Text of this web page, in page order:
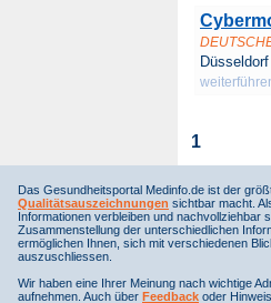
1
Das Gesundheitsportal Medinfo.de ist der
Qualitätsauszeichnungen sichtbar macht.
Informationen verbleiben und nachvollziehbar
Zusammenstellung der unterschiedlichen
ermöglichen Ihnen, sich mit verschiedenen
auszuschliessen.
Wir haben eine Ihrer Meinung nach wichtige
aufnehmen. Auch über Feedback oder